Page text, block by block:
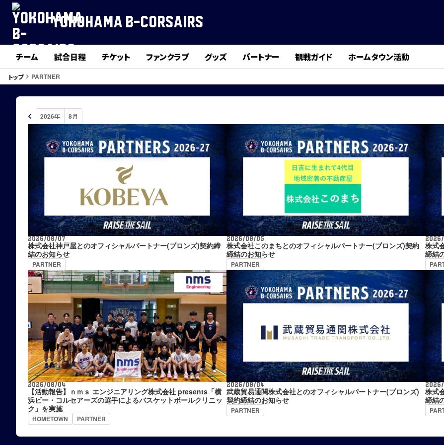
YOKOHAMA B-CORSAIRS
チーム 試合日程 チケット ファンクラブ グッズ パートナー 観戦ガイド ホームタウン活動
トップkeyboard_arrow_right PARTNER
keyboard_arrow_left
2026/08/07
株式会社神戸屋とのオフィシャルパートナー(ブロンズ)契約締
結のお知らせ
PARTNER
2026/08/05
株式会社このまちとのオフィシャルパートナー(ブロンズ)契約
締結のお知らせ
PARTNER
株式
締結
2026/08/04
【活動報告】ｎｍｓ エンジニアリング株式会社 presents「横
浜ビー・コルセアーズの選手によるバスケットボールクリニッ
ク」を実施
HOMETOWN PARTNER
2026/08/04
武蔵貿易通関株式会社とのオフィシャルパートナー(ブロンズ)
契約締結のお知らせ
PARTNER
株式
締結